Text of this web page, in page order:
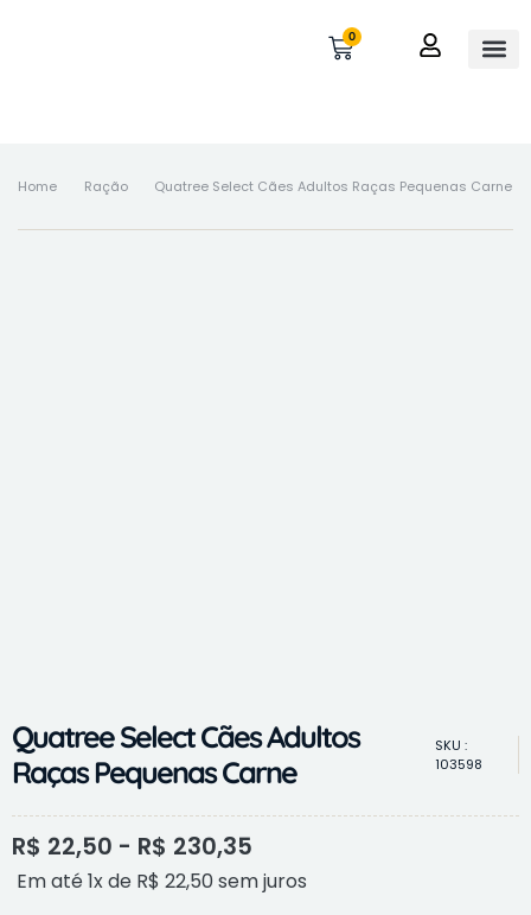
0
Home Ração Quatree Select Cães Adultos Raças Pequenas Carne
Quatree Select Cães Adultos
Raças Pequenas Carne
SKU :
103598
R$ 22,50 - R$ 230,35
Em até 1x de R$ 22,50 sem juros